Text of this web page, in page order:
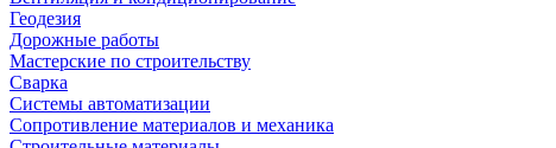
Геодезия
Дорожные работы
Мастерские по строительству
Сварка
Системы автоматизации
Сопротивление материалов и механика